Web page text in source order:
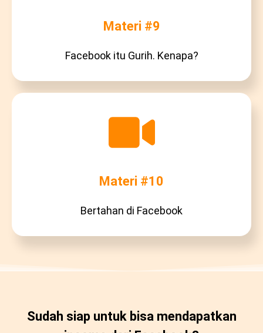
Materi #9
Facebook itu Gurih. Kenapa?
Materi #10
Bertahan di Facebook
Sudah siap untuk bisa mendapatkan